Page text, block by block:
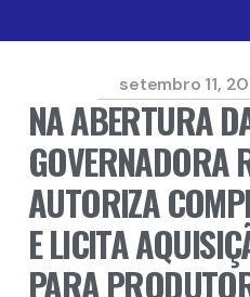
setembro 11,
NA ABERTURA
GOVERNADORA
AUTORIZA
E LICITA
PARA